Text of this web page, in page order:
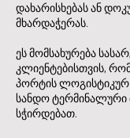
დახარისხებას ან
მხარდაჭერას.
ეს მომსახურება
კლიენტებისთვის,
პორტის
სანდო ტერმინალური
სჭირდებათ.